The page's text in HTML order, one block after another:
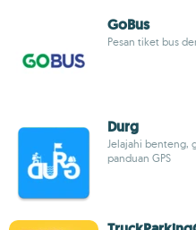
GoBus
Pesan tiket bus
Durg
Jelajahi benteng,
panduan GPS